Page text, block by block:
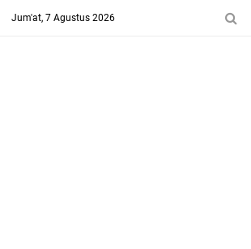
Jum'at, 7 Agustus 2026